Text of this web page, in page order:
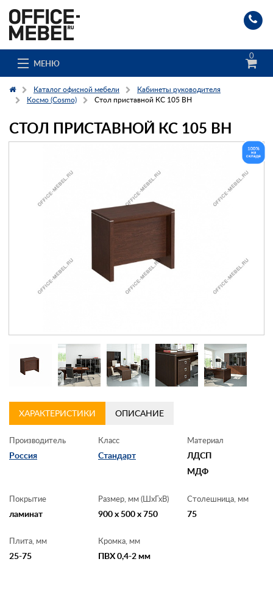
МЕНЮ
0
Каталог
Доставка и сборка
Гос. заказчикам
Заказ каталога
Контакты
Каталог офисной мебели
Кабинеты руководителя
Космо (Cosmo)
Стол приставной КС 105 ВН
СТОЛ ПРИСТАВНОЙ КС 105 ВН
ХАРАКТЕРИСТИКИ ОПИСАНИЕ
Производитель
Россия
Класс
Стандарт
Материал
ЛДСП
МДФ
Покрытие
ламинат
Размер, мм (ШхГхВ)
900 x 500 x 750
Столешница, мм
75
Плита, мм
25-75
Кромка, мм
ПВХ 0,4-2 мм